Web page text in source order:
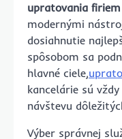
upratovania firiem
modernými
dosiahnutie
spôsobom sa
hlavné ciele,
kancelárie sú
návštevu
Výber správnej